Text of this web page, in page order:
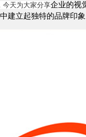
今天为大家分享企业的视
建立起独特的品牌印